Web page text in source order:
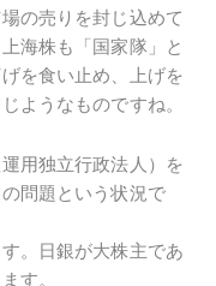
の売りを封じ込めて
海株も「国家隊」と
を食い止め、上げを
ようなものですね。
用独立行政法人）を
問題という状況で
。日銀が大株主であ
す。